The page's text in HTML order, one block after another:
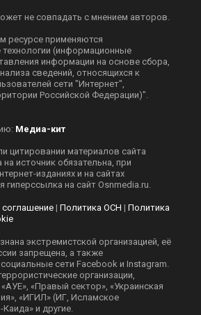
не совпадать с мнением авторов.
ресурсе применяются
(информационные
информации на основе сбора,
сведений, относящихся к
сети "Интернет",
Российской Федерации)".
Медиа-кит
цитировании материалов сайта
источник обязательна, при
изданиях и на сайтах
гиперссылка на сайт Оsnmedia.ru.
| Политика ОСН | Политика
экстремистской организацией, её
запрещена, а также
сети Facebook и Instagram.
организации,
«Правый сектор», «Украинская
«ИГИЛ» (ИГ, Исламское
и другие.